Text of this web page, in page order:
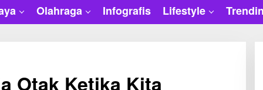
Olahraga Infografis Lifestyle
Otak Ketika Kita